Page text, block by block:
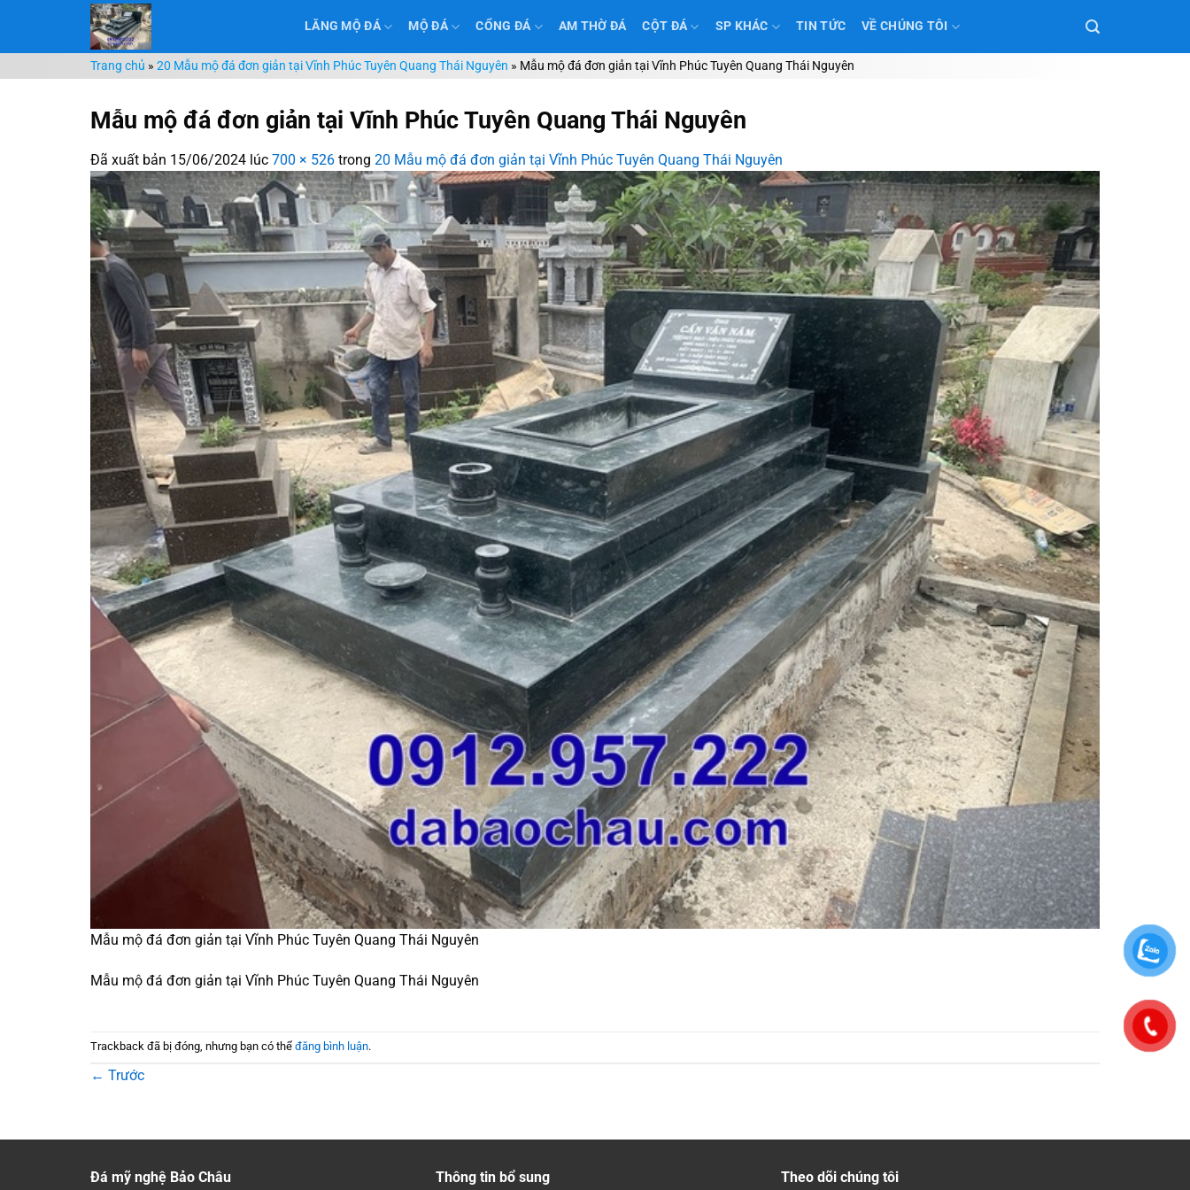
nội
dung
LĂNG MỘ ĐÁ MỘ ĐÁ CỔNG ĐÁ AM THỜ ĐÁ CỘT ĐÁ SP KHÁC TIN TỨC VỀ CHÚNG TÔI
Trang chủ » 20 Mẫu mộ đá đơn giản tại Vĩnh Phúc Tuyên Quang Thái Nguyên » Mẫu mộ đá đơn giản tại Vĩnh Phúc Tuyên Quang Thái Nguyên
Mẫu mộ đá đơn giản tại Vĩnh Phúc Tuyên Quang Thái Nguyên
Đã xuất bản 15/06/2024 lúc 700 × 526 trong 20 Mẫu mộ đá đơn giản tại Vĩnh Phúc Tuyên Quang Thái Nguyên
Mẫu mộ đá đơn giản tại Vĩnh Phúc Tuyên Quang Thái Nguyên
Mẫu mộ đá đơn giản tại Vĩnh Phúc Tuyên Quang Thái Nguyên
Trackback đã bị đóng, nhưng bạn có thể đăng bình luận.
← Trước
Đá mỹ nghệ Bảo Châu Thông tin bổ sung Theo dõi chúng tôi